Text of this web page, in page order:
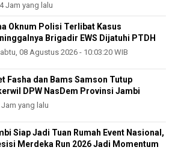
Jam yang lalu
Oknum Polisi Terlibat Kasus
Brigadir EWS Dijatuhi PTDH
08 Agustus 2026 - 10:03:20 WIB
Fasha dan Bams Samson Tutup
DPW NasDem Provinsi Jambi
Jam yang lalu
Siap Jadi Tuan Rumah Event Nasional,
Merdeka Run 2026 Jadi Momentum